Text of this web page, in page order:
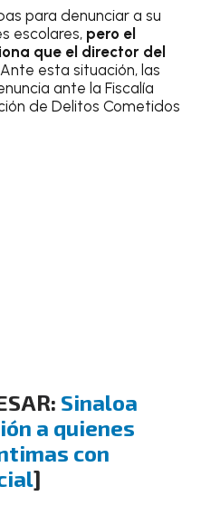
para denunciar a su
escolares, pero el
que el director del
Ante esta situación, las
ante la Fiscalía
de Delitos Cometidos
Sinaloa
a quienes
con
]